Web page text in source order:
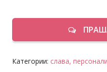
Категории: слава,